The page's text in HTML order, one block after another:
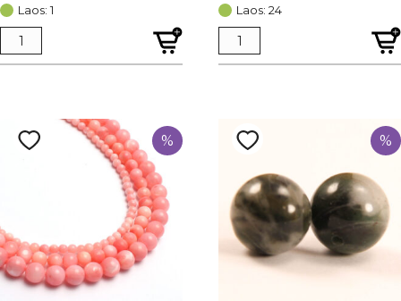
hind
oli:
€ 0,25.
price
is:
€ 0,19.
Laos: 1
hind
oli:
€ 0,12.
price
is:
€ 0,09.
Laos: 24
% %